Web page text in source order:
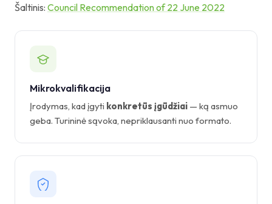
Šaltinis: Council Recommendation of 22 June 2022
Mikrokvalifikacija
Įrodymas, kad įgyti konkretūs įgūdžiai — ką asmuo
geba. Turininė sąvoka, nepriklausanti nuo formato.